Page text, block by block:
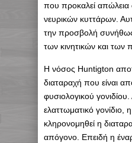
που προκαλεί απώλεια
νευρικών κυττάρων.
την προσβολή
των κινητικών και των
Η νόσος Huntigton
διαταραχή που είναι
φυσιολογικού
ελαττωματικό γονίδιο,
κληρονομηθεί η
απόγονο. Επειδή η